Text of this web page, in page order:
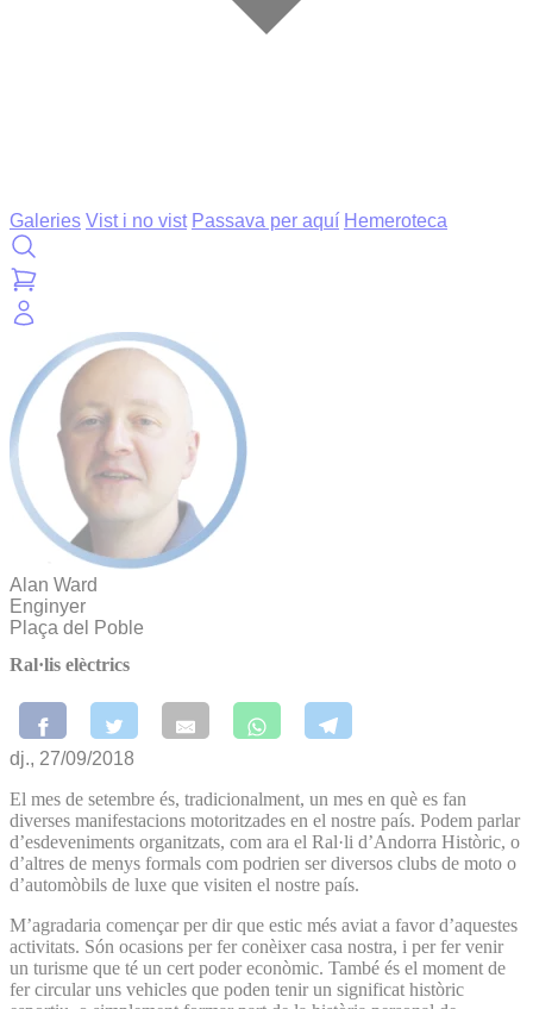
Galeries Vist i no vist Passava per aquí Hemeroteca
Alan Ward
Enginyer
Plaça del Poble
Ral·lis elèctrics
dj., 27/09/2018
El mes de setembre és, tradicionalment, un mes en què es fan
diverses manifestacions motoritzades en el nostre país. Podem parlar
d’esdeveniments organitzats, com ara el Ral·li d’Andorra Històric, o
d’altres de menys formals com podrien ser diversos clubs de moto o
d’automòbils de luxe que visiten el nostre país.
M’agradaria començar per dir que estic més aviat a favor d’aquestes
activitats. Són ocasions per fer conèixer casa nostra, i per fer venir
un turisme que té un cert poder econòmic. També és el moment de
fer circular uns vehicles que poden tenir un significat històric